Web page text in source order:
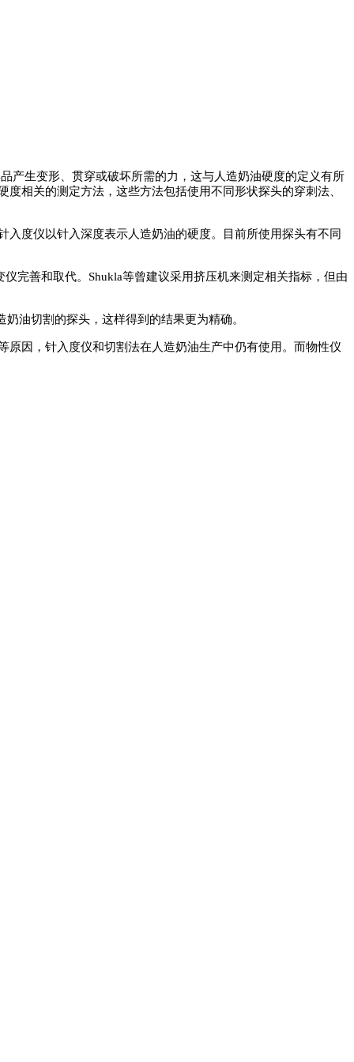
产生变形
贯穿或破坏所需的力，这与人造奶油硬度的定义有所
相关的测定方法，这些方法包括使用不同形状探头的穿刺法
入度仪以针入深度表示人造奶油的硬度。
目前所使用探头有不同
仪完善和取代。 Shukla等曾建议采用挤压机来测定相关指标，但由
奶油切割的探头，这样得到的结果更为精确。
原因，针入度仪和切割法在人造奶油生产中仍有使用 。 而物性仪